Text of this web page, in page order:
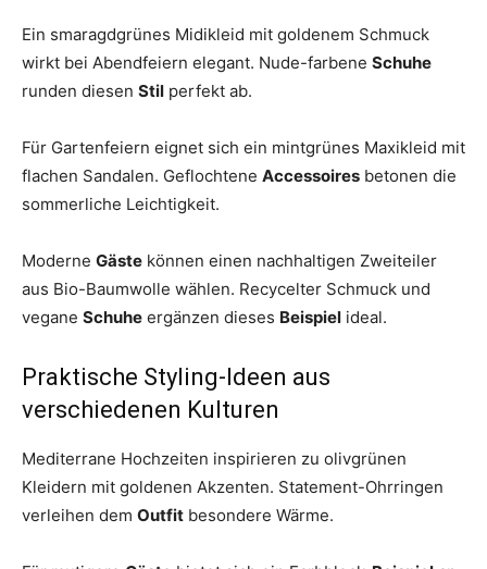
Ein smaragdgrünes Midikleid mit goldenem Schmuck
wirkt bei Abendfeiern elegant. Nude-farbene Schuhe
runden diesen Stil perfekt ab.
Für Gartenfeiern eignet sich ein mintgrünes Maxikleid mit
flachen Sandalen. Geflochtene Accessoires betonen die
sommerliche Leichtigkeit.
Moderne Gäste können einen nachhaltigen Zweiteiler
aus Bio-Baumwolle wählen. Recycelter Schmuck und
vegane Schuhe ergänzen dieses Beispiel ideal.
Praktische Styling-Ideen aus
verschiedenen Kulturen
Mediterrane Hochzeiten inspirieren zu olivgrünen
Kleidern mit goldenen Akzenten. Statement-Ohrringen
verleihen dem Outfit besondere Wärme.